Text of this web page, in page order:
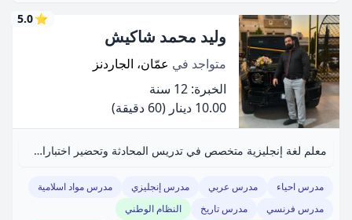
⭐
5.0
وليد محمد شاكيش
متواجد في عمّان، الجاردنز
الخبرة: 12 سنة
10.00 دينار
(60 دقيقة)
معلم لغة إنجليزية متخصص في تدريس المحادثة وتحضير اختبارات IELTS.
مدرس احياء مدرس عربي مدرس إنجليزي
مدرس مواد اسلامية
مدرس فرنسي
مدرس تاريخ
النظام الوطني